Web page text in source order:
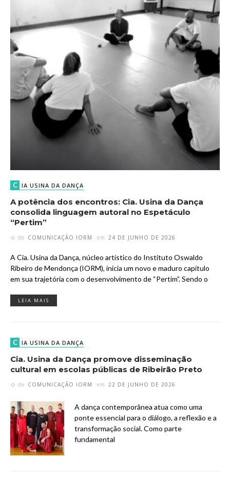
C IA USINA DA DANÇA
A potência dos encontros: Cia. Usina da Dança
consolida linguagem autoral no Espetáculo
“Pertim”
de COMUNICAÇÃO IORM em 24 DE JUNHO DE 2026
A Cia. Usina da Dança, núcleo artístico do Instituto Oswaldo
Ribeiro de Mendonça (IORM), inicia um novo e maduro capítulo
em sua trajetória com o desenvolvimento de “Pertim”. Sendo o
LEIA MAIS
C IA USINA DA DANÇA
Cia. Usina da Dança promove disseminação
cultural em escolas públicas de Ribeirão Preto
de COMUNICAÇÃO IORM em 22 DE JUNHO DE 2026
A dança contemporânea atua como uma
ponte essencial para o diálogo, a reflexão e a
transformação social. Como parte
fundamental